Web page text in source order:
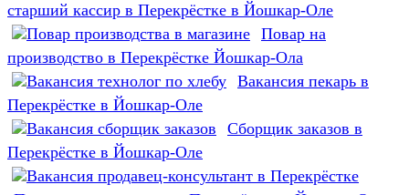
старший кассир в Перекрёстке в Йошкар-Оле
Повар на
производство в Перекрёстке Йошкар-Ола
Вакансия пекарь в
Перекрёстке в Йошкар-Оле
Сборщик заказов в
Перекрёстке в Йошкар-Оле